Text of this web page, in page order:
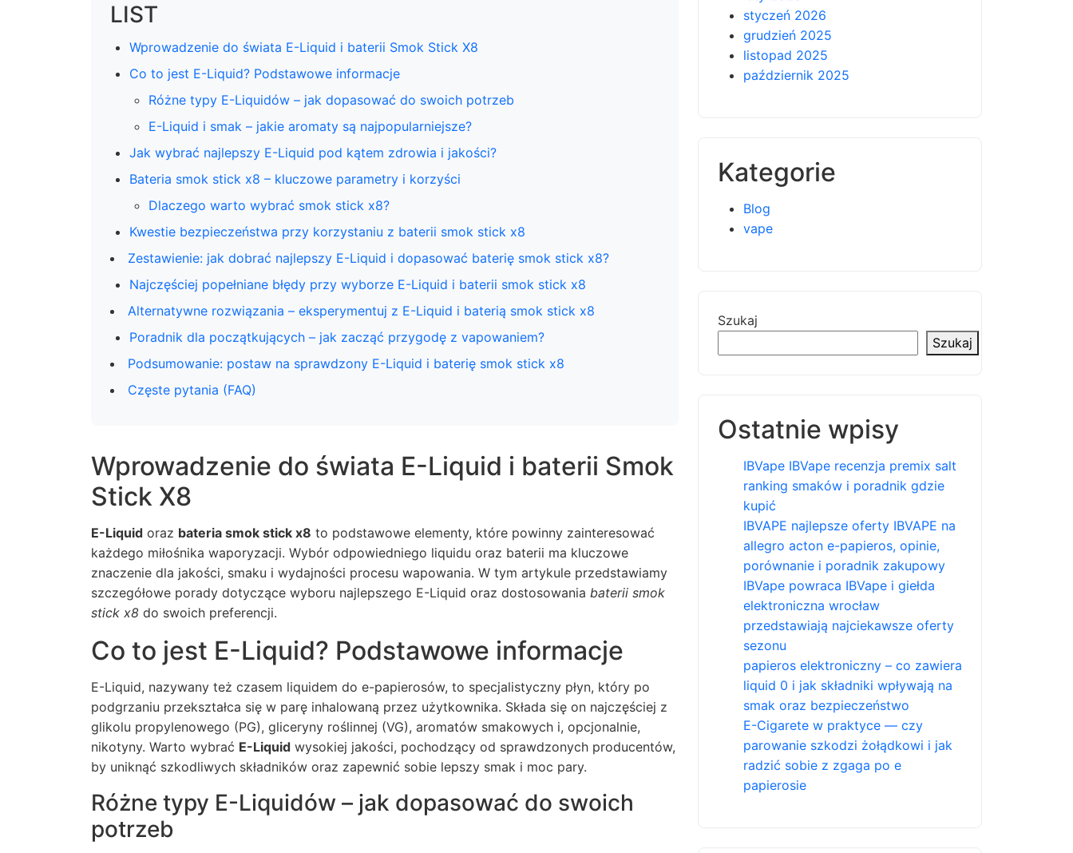
LIST
Wprowadzenie do świata E-Liquid i baterii Smok Stick X8
Co to jest E-Liquid? Podstawowe informacje
Różne typy E-Liquidów – jak dopasować do swoich potrzeb
E-Liquid i smak – jakie aromaty są najpopularniejsze?
Jak wybrać najlepszy E-Liquid pod kątem zdrowia i jakości?
Bateria smok stick x8 – kluczowe parametry i korzyści
Dlaczego warto wybrać smok stick x8?
Kwestie bezpieczeństwa przy korzystaniu z baterii smok stick x8
Zestawienie: jak dobrać najlepszy E-Liquid i dopasować baterię smok stick x8?
Najczęściej popełniane błędy przy wyborze E-Liquid i baterii smok stick x8
Alternatywne rozwiązania – eksperymentuj z E-Liquid i baterią smok stick x8
Poradnik dla początkujących – jak zacząć przygodę z vapowaniem?
Podsumowanie: postaw na sprawdzony E-Liquid i baterię smok stick x8
Częste pytania (FAQ)
Wprowadzenie do świata E-Liquid i baterii Smok
Stick X8
E-Liquid oraz bateria smok stick x8 to podstawowe elementy, które powinny zainteresować
każdego miłośnika waporyzacji. Wybór odpowiedniego liquidu oraz baterii ma kluczowe
znaczenie dla jakości, smaku i wydajności procesu wapowania. W tym artykule przedstawiamy
szczegółowe porady dotyczące wyboru najlepszego E-Liquid oraz dostosowania baterii smok
stick x8 do swoich preferencji.
Co to jest E-Liquid? Podstawowe informacje
E-Liquid, nazywany też czasem liquidem do e-papierosów, to specjalistyczny płyn, który po
podgrzaniu przekształca się w parę inhalowaną przez użytkownika. Składa się on najczęściej z
glikolu propylenowego (PG), gliceryny roślinnej (VG), aromatów smakowych i, opcjonalnie,
nikotyny. Warto wybrać E-Liquid wysokiej jakości, pochodzący od sprawdzonych producentów,
by uniknąć szkodliwych składników oraz zapewnić sobie lepszy smak i moc pary.
Różne typy E-Liquidów – jak dopasować do swoich
potrzeb
styczeń 2026
grudzień 2025
listopad 2025
październik 2025
Kategorie
Blog
vape
Szukaj
Szukaj
Ostatnie wpisy
IBVape IBVape recenzja premix salt
ranking smaków i poradnik gdzie
kupić
IBVAPE najlepsze oferty IBVAPE na
allegro acton e-papieros, opinie,
porównanie i poradnik zakupowy
IBVape powraca IBVape i giełda
elektroniczna wrocław
przedstawiają najciekawsze oferty
sezonu
papieros elektroniczny – co zawiera
liquid 0 i jak składniki wpływają na
smak oraz bezpieczeństwo
E-Cigarete w praktyce — czy
parowanie szkodzi żołądkowi i jak
radzić sobie z zgaga po e
papierosie